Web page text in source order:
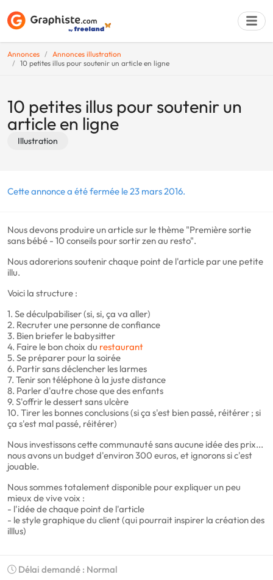
Annonces
Annonces illustration
10 petites illus pour soutenir un article en ligne
10 petites illus pour soutenir un
article en ligne
Illustration
Cette annonce a été fermée le 23 mars 2016.
Nous devons produire un article sur le thème "Première sortie
sans bébé - 10 conseils pour sortir zen au resto".
Nous adorerions soutenir chaque point de l'article par une petite
illu.
Voici la structure :
1. Se déculpabiliser (si, si, ça va aller)
2. Recruter une personne de confiance
3. Bien briefer le babysitter
4. Faire le bon choix du restaurant
5. Se préparer pour la soirée
6. Partir sans déclencher les larmes
7. Tenir son téléphone à la juste distance
8. Parler d'autre chose que des enfants
9. S'offrir le dessert sans ulcère
10. Tirer les bonnes conclusions (si ça s'est bien passé, réitérer ; si
ça s'est mal passé, réitérer)
Nous investissons cette communauté sans aucune idée des prix...
nous avons un budget d'environ 300 euros, et ignorons si c'est
jouable.
Nous sommes totalement disponible pour expliquer un peu
mieux de vive voix :
- l'idée de chaque point de l'article
- le style graphique du client (qui pourrait inspirer la création des
illlus)
Délai demandé : Normal